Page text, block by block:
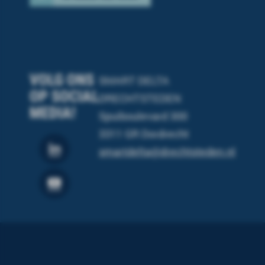
SMART DELTA
DRECHTSTEDEN
Spuiboulevard 300
3311 GR Dordrecht
smartdelta@drechtsteden.nl
VOLG ONS
OP SOCIAL
MEDIA!